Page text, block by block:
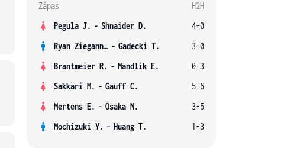
Zápas
H2H
Pegula J. - Shnaider D.
4-0
Ryan Ziegann S. - Gadecki T.
3-0
Brantmeier R. - Mandlik E.
0-3
Sakkari M. - Gauff C.
5-6
Mertens E. - Osaka N.
3-5
Mochizuki Y. - Huang T. 1-3